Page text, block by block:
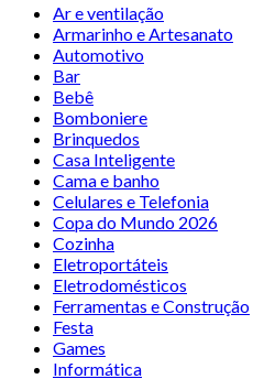
Ar e ventilação
Armarinho e Artesanato
Automotivo
Bar
Bebê
Bomboniere
Brinquedos
Casa Inteligente
Cama e banho
Celulares e Telefonia
Copa do Mundo 2026
Cozinha
Eletroportáteis
Eletrodomésticos
Ferramentas e Construção
Festa
Games
Informática